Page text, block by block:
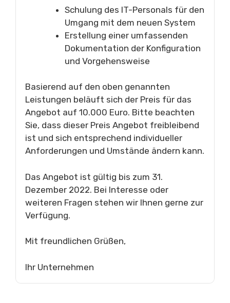
Schulung des IT-Personals für den
Umgang mit dem neuen System
Erstellung einer umfassenden
Dokumentation der Konfiguration
und Vorgehensweise
Basierend auf den oben genannten
Leistungen beläuft sich der Preis für das
Angebot auf 10.000 Euro. Bitte beachten
Sie, dass dieser Preis Angebot freibleibend
ist und sich entsprechend individueller
Anforderungen und Umstände ändern kann.
Das Angebot ist gültig bis zum 31.
Dezember 2022. Bei Interesse oder
weiteren Fragen stehen wir Ihnen gerne zur
Verfügung.
Mit freundlichen Grüßen,
Ihr Unternehmen